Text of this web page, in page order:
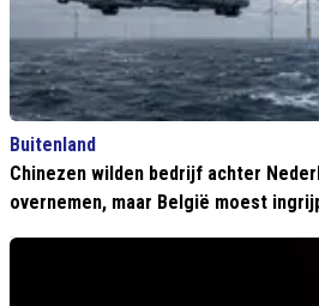
Buitenland
Chinezen wilden bedrijf achter
overnemen, maar België moest